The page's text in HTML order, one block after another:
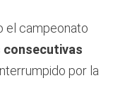
el campeonato
consecutivas
por la